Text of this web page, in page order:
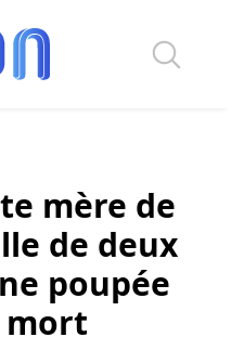
mère de
de deux
poupée
mort